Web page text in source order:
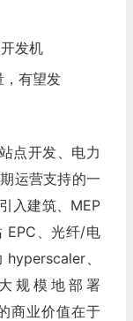
发机
，有望发
点开发、电力
运营支持的一
入建筑、MEP
EPC、光纤/电
、
规模地部署
商业价值在于